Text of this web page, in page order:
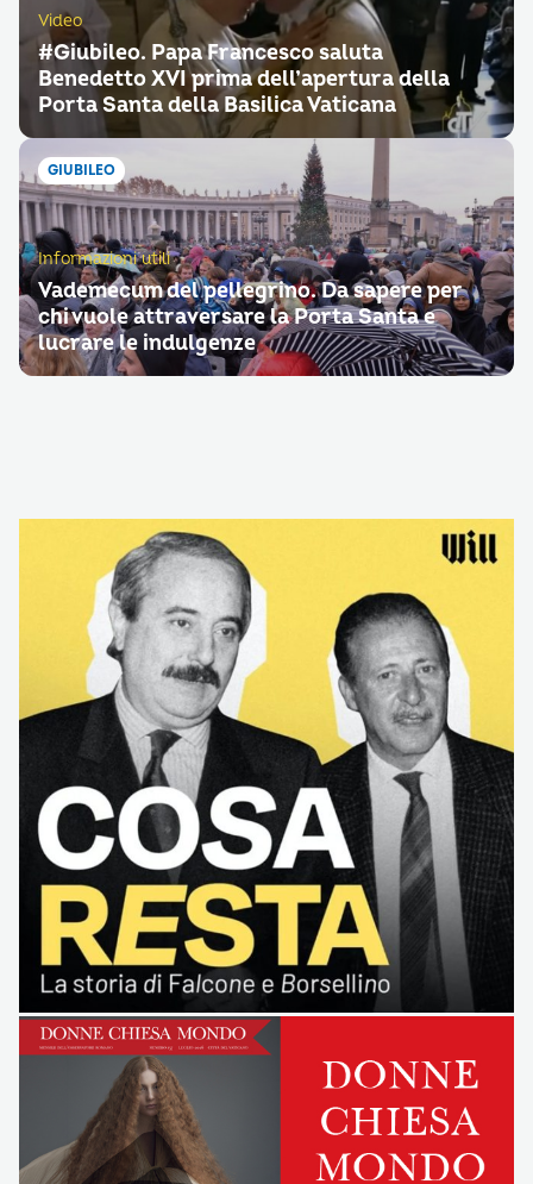
Video
#Giubileo. Papa Francesco saluta
Benedetto XVI prima dell’apertura della
Porta Santa della Basilica Vaticana
GIUBILEO
Informazioni utili
Vademecum del pellegrino. Da sapere per
chi vuole attraversare la Porta Santa e
lucrare le indulgenze